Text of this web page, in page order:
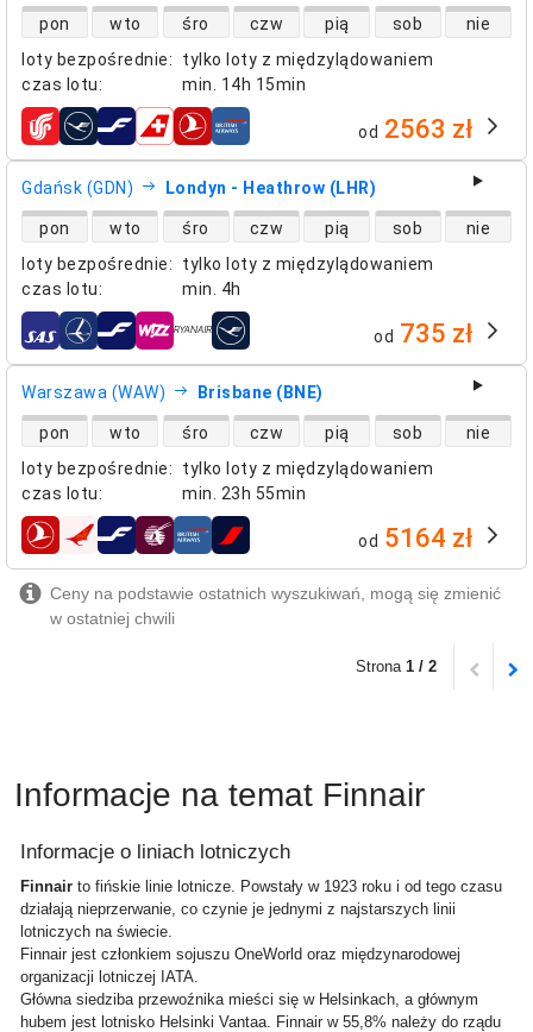
loty bezpośrednie:
tylko loty z międzylądowaniem
czas lotu: min. 14h 15min
dostępność lotów bezpośrednich
pon wto śro czw pią sob nie
linie lotnicze od 2563 zł
Gdańsk (GDN) Londyn - Heathrow (LHR)
loty bezpośrednie:
tylko loty z międzylądowaniem
czas lotu: min. 4h
dostępność lotów bezpośrednich
pon wto śro czw pią sob nie
linie lotnicze od 735 zł
Warszawa (WAW) Brisbane (BNE)
loty bezpośrednie:
tylko loty z międzylądowaniem
czas lotu: min. 23h 55min
dostępność lotów bezpośrednich
pon wto śro czw pią sob nie
linie lotnicze od 5164 zł
Ceny na podstawie ostatnich wyszukiwań, mogą się zmienić
w ostatniej chwili
Strona 1 / 2
Informacje na temat Finnair
Informacje o liniach lotniczych
Finnair to fińskie linie lotnicze. Powstały w 1923 roku i od tego czasu
działają nieprzerwanie, co czynie je jednymi z najstarszych linii
lotniczych na świecie.
Finnair jest członkiem sojuszu OneWorld oraz międzynarodowej
organizacji lotniczej IATA.
Główna siedziba przewoźnika mieści się w Helsinkach, a głównym
hubem jest lotnisko Helsinki Vantaa. Finnair w 55,8% należy do rządu